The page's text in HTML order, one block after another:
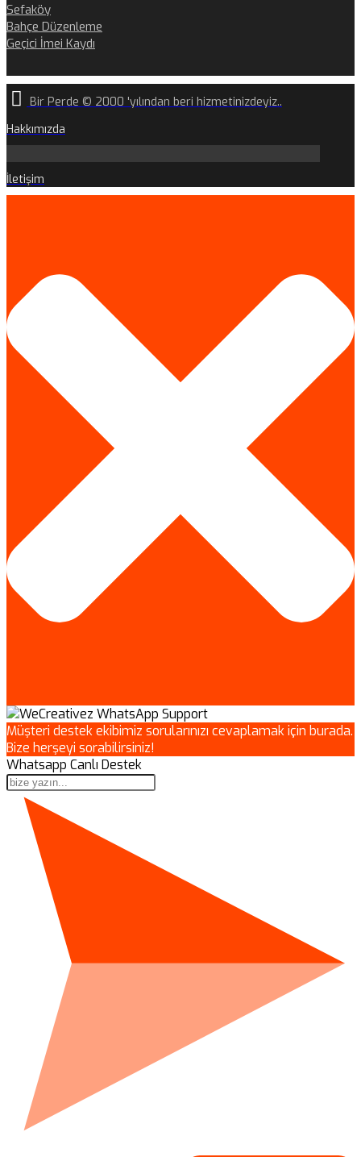
Sefaköy
Bahçe Düzenleme
Geçici İmei Kaydı
Bir Perde © 2000 'yılından beri hizmetinizdeyiz..
Hakkımızda
İletişim
Müşteri destek ekibimiz sorularınızı cevaplamak için burada.
Bize herşeyi sorabilirsiniz!
Whatsapp Canlı Destek